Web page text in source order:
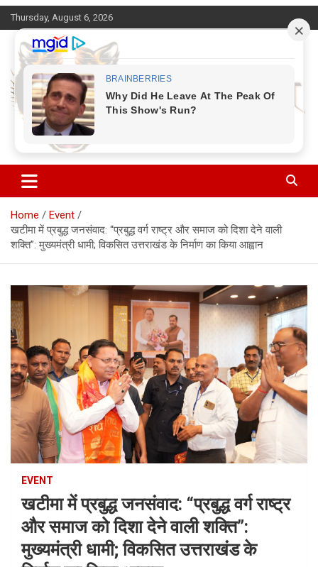
Skip
to
content
Thursday, August 6, 2026
Corbett Halchal (कॉर्बेट हलचल)
Home
Event
खटीमा में प्रबुद्ध जनसंवाद: “प्रबुद्ध वर्ग राष्ट्र और समाज को दिशा देने वाली
शक्ति”: मुख्यमंत्री धामी; विकसित उत्तराखंड के निर्माण का किया आह्वान
EVENT
खटीमा में प्रबुद्ध जनसंवाद: “प्रबुद्ध वर्ग राष्ट्र
और समाज को दिशा देने वाली शक्ति”:
मुख्यमंत्री धामी; विकसित उत्तराखंड के